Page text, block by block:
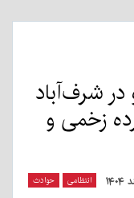
شرف‌آباد
زخمی و
انتظامی حوادث